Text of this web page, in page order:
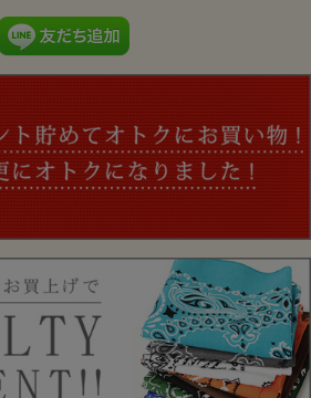
コットンブロードクロス
ラス
ブラス
CLO. CO.